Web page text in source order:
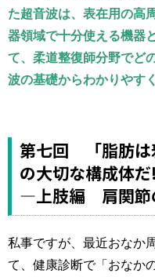
た超音波は、表在用の高
器領域で十分使える機器
て、柔道整復師分野でど
波の基礎からわかりやす
第七回 「脂肪
の大切な構成体
―上肢編 肩関
私事ですが、最近おなか
て、健康診断で「おなか